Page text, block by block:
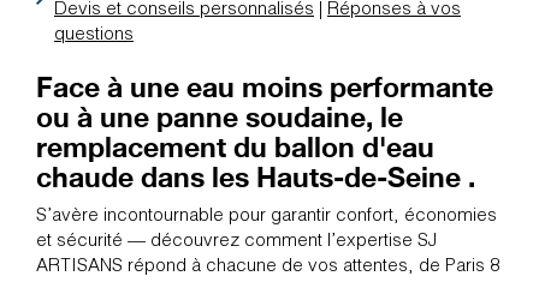
Devis et conseils personnalisés
Réponses à vos
questions
Face à une eau moins performante
ou à une panne soudaine, le
remplacement du ballon d'eau
chaude dans les Hauts-de-Seine .
S’avère incontournable pour garantir confort, économies
et sécurité — découvrez comment l’expertise SJ
ARTISANS répond à chacune de vos attentes, de Paris 8